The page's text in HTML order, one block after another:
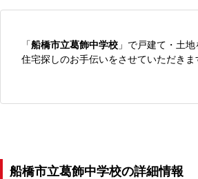
「船橋市立葛飾中学校 」で戸建て・土
住宅探しのお手伝いをさせていただきま
船橋市立葛飾中学校の詳細情報